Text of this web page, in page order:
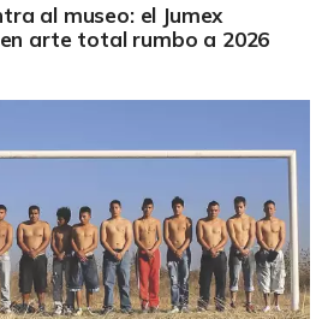
al museo: el Jumex
arte total rumbo a 2026